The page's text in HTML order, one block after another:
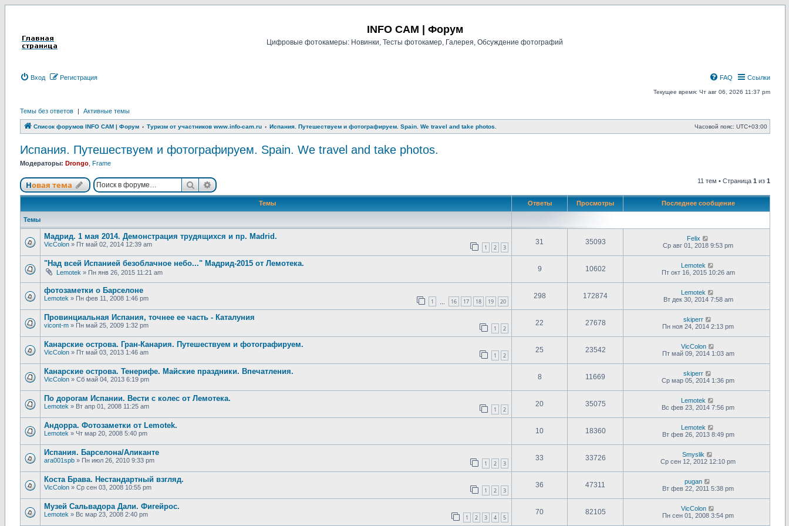
INFO CAM | Форум
Цифровые фотокамеры: Новинки, Тесты фотокамер, Галерея, Обсуждение фотографий
Вход Регистрация Ссылки
FAQ
Текущее время: Чт авг 06, 2026 11:37 pm
Темы без ответов | Активные темы
Список форумов INFO CAM | Форум Туризм от участников www.info-cam.ru Испания. Путешествуем и фотографируем. Spain. We travel and take photos. Часовой пояс: UTC+03:00
Испания. Путешествуем и фотографируем. Spain. We travel and take photos.
Модераторы: Drongo Frame
Новая тема
Новая тема ПоискРасширенный поиск 11 тем • Страница 1 из 1
Темы Ответы Просмотры Последнее сообщение
Темы
Мадрид. 1 мая 2014. Демонстрация трудящихся и пр. Madrid.
VicColon » Пт май 02, 2014 12:39 am 1 2 3
31 35093
Felix
Ср авг 01, 2018 9:53 pm
"Над всей Испанией безоблачное небо..." Мадрид-2015 от Лемотека.
Lemotek » Пн янв 26, 2015 11:21 am 9 10602
Lemotek
Пт окт 16, 2015 10:26 am
фотозаметки о Барселоне
Lemotek » Пн фев 11, 2008 1:46 pm 1 16 17 18 19 20
298 172874
Lemotek
Вт дек 30, 2014 7:58 am
Провинциальная Испания, точнее ее часть - Каталуния
vicont-m » Пн май 25, 2009 1:32 pm 1 2
22 27678
skiperr
Пн ноя 24, 2014 2:13 pm
Канарские острова. Гран-Канария. Путешествуем и фотографируем.
VicColon » Пт май 03, 2013 1:46 am 1 2
25 23542
VicColon
Пт май 09, 2014 1:03 am
Канарские острова. Тенерифе. Майские праздники. Впечатления.
VicColon » Сб май 04, 2013 6:19 pm 8 11669
skiperr
Ср мар 05, 2014 1:36 pm
По дорогам Испании. Вести с колес от Лемотека.
Lemotek » Вт апр 01, 2008 11:25 am 1 2
20 35075
Lemotek
Вс фев 23, 2014 7:56 pm
Андорра. Фотозаметки от Lemotek.
Lemotek » Чт мар 20, 2008 5:40 pm 10 18360
Lemotek
Вт фев 26, 2013 8:49 pm
Испания. Барселона/Аликанте
ara001spb » Пн июл 26, 2010 9:33 pm 1 2 3
33 33726
Smyslik
Ср сен 12, 2012 12:10 pm
Коста Брава. Нестандартный взгляд.
VicColon » Ср сен 03, 2008 10:55 pm 1 2 3
36 47311
pugan
Вт фев 22, 2011 5:38 pm
Музей Сальвадора Дали. Фигейрос.
Lemotek » Вс мар 23, 2008 2:40 pm 1 2 3 4 5
70 82105
VicColon
Пн сен 01, 2008 3:54 pm